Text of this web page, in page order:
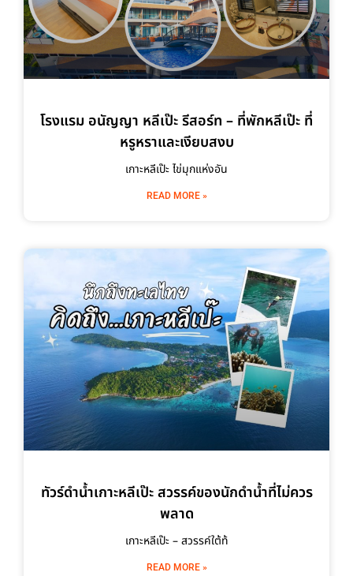
โรงแรม อนัญญา หลีเป๊ะ รีสอร์ท – ที่พักหลีเป๊ะ ที่
หรูหราและเงียบสงบ
เกาะหลีเป๊ะ ไข่มุกแห่งอัน
READ MORE »
ทัวร์ดำน้ำเกาะหลีเป๊ะ สวรรค์ของนักดำน้ำที่ไม่ควร
พลาด
เกาะหลีเป๊ะ – สวรรค์ใต้ท้
READ MORE »